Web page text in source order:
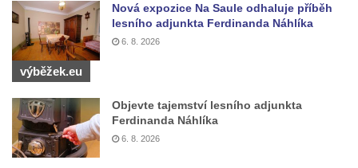
Nová expozice Na Saule odhaluje příběh
lesního adjunkta Ferdinanda Náhlíka
6. 8. 2026
výběžek.eu
Objevte tajemství lesního adjunkta
Ferdinanda Náhlíka
6. 8. 2026